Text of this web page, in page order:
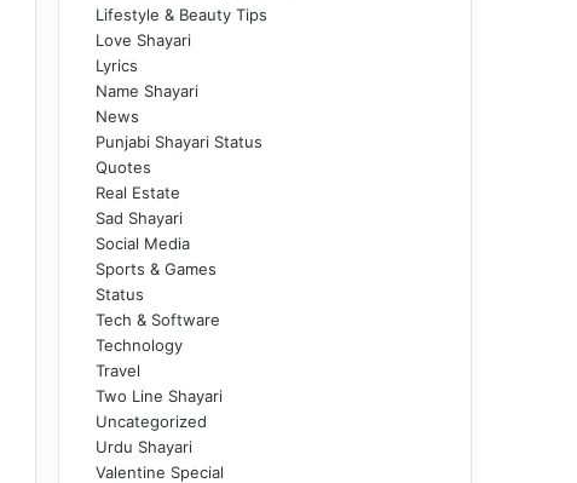
Lifestyle & Beauty Tips
Love Shayari
Lyrics
Name Shayari
News
Punjabi Shayari Status
Quotes
Real Estate
Sad Shayari
Social Media
Sports & Games
Status
Tech & Software
Technology
Travel
Two Line Shayari
Uncategorized
Urdu Shayari
Valentine Special